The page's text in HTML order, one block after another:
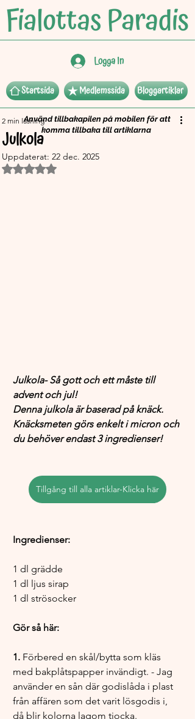
Logga In
Startsida Medlemssida Bloggartiklar
Julkola
2 min läsning
Uppdaterat: 22 dec. 2025
Betygsatt till NaN av 5 stjärnor.
Julkola- Så gott och ett måste till
advent och jul!
Denna julkola är baserad på knäck.
Knäcksmeten görs enkelt i micron och
du behöver endast 3 ingredienser!
Tillgång till alla artiklar-Klicka här
Ingredienser:
1 dl grädde
1 dl ljus sirap
1 dl strösocker
Gör så här:
1. Förbered en skål/bytta som kläs
med bakplåtspapper invändigt. - Jag
använder en sån där godislåda i plast
från affären som det varit lösgodis i,
då blir kolorna lagom tjocka.
Använd tillbakapilen på mobilen för att
komma tillbaka till artiklarna